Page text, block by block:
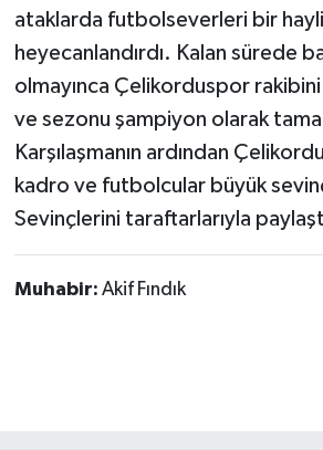
ataklarda futbolseverleri bir hayli
heyecanlandırdı. Kalan sürede
olmayınca Çelikorduspor
ve sezonu şampiyon olarak
Karşılaşmanın ardından
kadro ve futbolcular büyük
Sevinçlerini taraftarlarıyla
Muhabir: Akif Fındık